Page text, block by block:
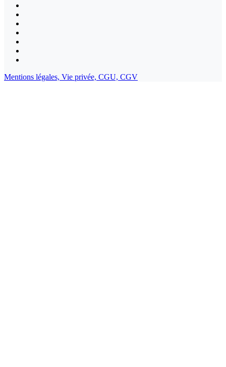
Mentions légales, Vie privée, CGU, CGV